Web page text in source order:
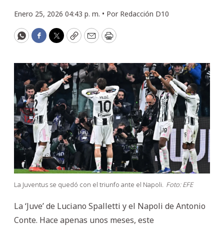
Enero 25, 2026 04:43 p. m. • Por Redacción D10
WhatsApp
Facebook
Twitter
CopyEmailPrint
La Juventus se quedó con el triunfo ante el Napoli. Foto: EFE
La ‘Juve’ de Luciano Spalletti y el Napoli de Antonio
Conte. Hace apenas unos meses, este